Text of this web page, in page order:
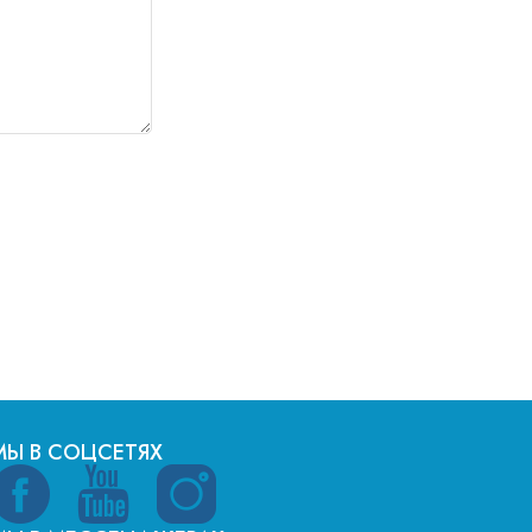
В СОЦСЕТЯХ